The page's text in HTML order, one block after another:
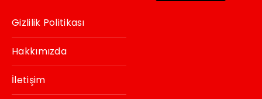
Gizlilik Politikası
Hakkımızda
İletişim